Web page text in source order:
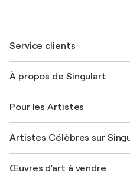
Service clients
Expédition
Offrir une carte cadeau
Rejoignez notre
Mon compte
+33 1 76 44 06 42
À propos de Singulart
FAQ
Magazine Singulart
Emplois
Découvrez une sélection
Pour les Artistes
Se connecter en tant
Artistes Célèbres sur
Marc Chagall
Œuvres d'art à vendre